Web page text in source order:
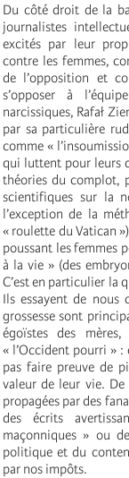
Du côté droit de la
journalistes
excités par leur
contre les femmes,
de l’opposition et
s’opposer à
narcissiques, Rafał
par sa particulière
comme «
qui luttent pour leurs
théories du complot,
scientifiques sur la
l’exception de la
« roulette du Vatican
poussant les femmes
à la vie » (des
C’est en particulier la
Ils essayent de nous
grossesse sont
égoïstes des
« l’Occident pourri »
pas faire preuve de
valeur de leur vie.
propagées par des
des écrits
maçonniques » ou
politique et du
par nos impôts.